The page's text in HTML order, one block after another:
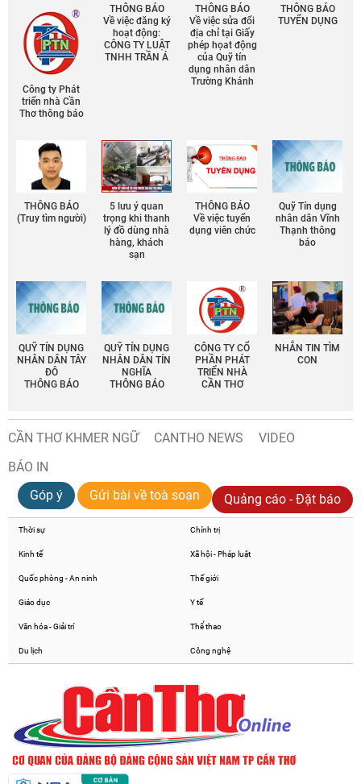
Công ty Phát
triển nhà Cần
Thơ thông báo
THÔNG BÁO
Về việc đăng ký
hoạt động:
CÔNG TY LUẬT
TNHH TRẦN Á
THÔNG BÁO
Về việc sửa đổi
địa chỉ tại Giấy
phép họat động
của Quỹ tín
dụng nhân dân
Trường Khánh
THÔNG BÁO
TUYỂN DỤNG
THÔNG BÁO
(Truy tìm người)
5 lưu ý quan
trọng khi thanh
lý đồ dùng nhà
hàng, khách
sạn
THÔNG BÁO
Về việc tuyển
dụng viên chức
Quỹ Tín dụng
nhân dân Vĩnh
Thạnh thông
báo
QUỸ TÍN DỤNG
NHÂN DÂN TÂY
ĐÔ
THÔNG BÁO
QUỸ TÍN DỤNG
NHÂN DÂN TÍN
NGHĨA
THÔNG BÁO
CÔNG TY CỔ
PHẦN PHÁT
TRIỂN NHÀ
CẦN THƠ
NHẮN TIN TÌM
CON
CẦN THƠ KHMER NGỮ CANTHO NEWS
VIDEO
BÁO IN
Góp ý
Gửi bài về toà soạn Quảng cáo - Đặt báo
Thời sự Chính trị
Kinh tế Xã hội - Pháp luật
Quốc phòng - An ninh Thế giới
Giáo dục Y tế
Văn hóa - Giải trí Thể thao
Du lịch Công nghệ